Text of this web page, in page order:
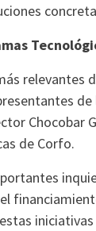
relevantes
Chocobar
de Corfo.